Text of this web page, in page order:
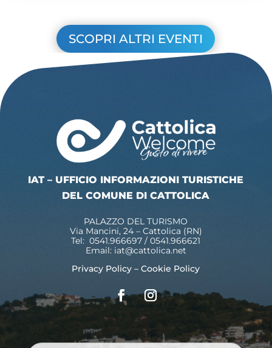
SCOPRI ALTRI EVENTI
IAT – UFFICIO INFORMAZIONI TURISTICHE
DEL COMUNE DI CATTOLICA
PALAZZO DEL TURISMO
Via Mancini, 24 – Cattolica (RN)
Tel: 0541.966697 / 0541.966621
Email: iat@cattolica.net
Privacy Policy –Cookie Policy